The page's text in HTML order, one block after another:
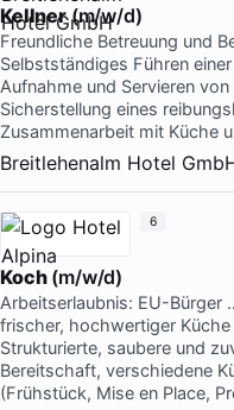
Kellner(m/w/d)
Freundliche Betreuung und
Selbstständiges Führen
Aufnahme und Servieren
Sicherstellung eines
Zusammenarbeit mit Küche
Breitlehenalm Hotel
Koch(m/w/d)
Arbeitserlaubnis: EU-
frischer, hochwertiger
Strukturierte, saubere und
Bereitschaft, verschiedene
(Frühstück, Mise en Place,
6